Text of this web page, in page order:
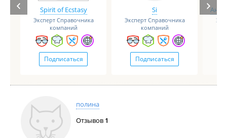
Spirit of Ecstasy
Эксперт Справочника
компаний
Подписаться
Si
Эксперт Справочника
компаний
Подписаться
полина
Отзывов 1